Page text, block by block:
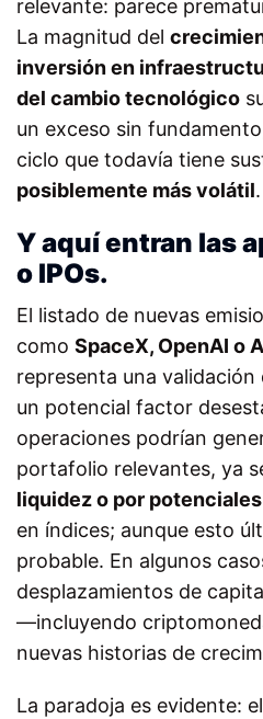
relevante: parece
La magnitud del
inversión en
del cambio tecnológico
un exceso sin
ciclo que todavía tiene
posiblemente más volátil.
Y aquí entran las
o IPOs.
El listado de nuevas
como SpaceX, OpenAI o
representa una
un potencial factor
operaciones podrían
portafolio relevantes, ya
liquidez o por
en índices; aunque esto
probable. En algunos
desplazamientos de
—incluyendo
nuevas historias de
La paradoja es evidente: